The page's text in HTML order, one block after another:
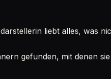
liebt alles, was
gefunden, mit denen